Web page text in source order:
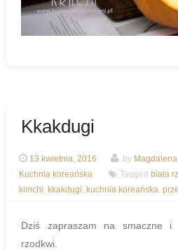
Kkakdugi
13 kwietnia, 2016 by
Kuchnia koreańska
Tagged biała
kimchi, kkakdugi, kuchnia koreańska,
Dziś zapraszam na smaczne i
rzodkwi.